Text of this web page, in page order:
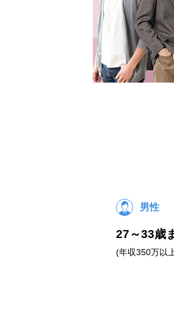
男性
27～33歳
(年収350万以